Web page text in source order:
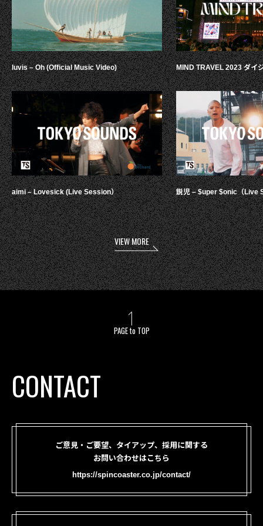
luvis – Oh (Official Music Video)
aimi – Lovesick (Live Session）
MIND TRAVEL 2023 ダイ
鋭児 – $uper $onic（Live
VIEW MORE
PAGE to TOP
CONTACT
ご意見・ご要望、タイアップ、採用に関する
お問い合わせはこちら
https://spincoaster.co.jp/contact/